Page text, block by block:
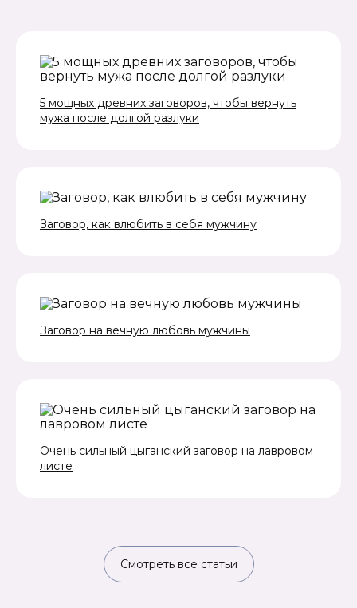
5 мощных древних заговоров, чтобы вернуть
мужа после долгой разлуки
Заговор, как влюбить в себя мужчину
Заговор на вечную любовь мужчины
Очень сильный цыганский заговор на лавровом
листе
Смотреть все статьи